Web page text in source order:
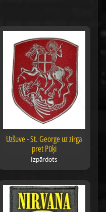
Uzšuve - St. George uz zirga
pret Pūķi
Izpārdots